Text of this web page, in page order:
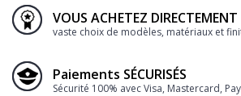
VOUS ACHETEZ
vaste choix de modèles, matériaux et
Paiements SÉCURISÉS
Sécurité 100% avec Visa, Mastercard,